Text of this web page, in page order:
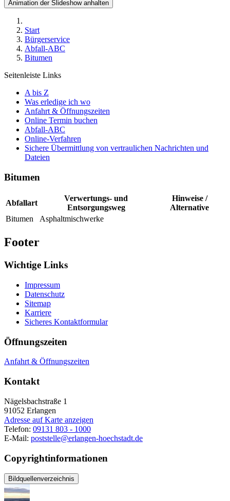
Animation der Slideshow anhalten
Start
Bürgerservice
Abfall-ABC
Bitumen
Seitenleiste Links
A bis Z
Was erledige ich wo
Anfahrt & Öffnungszeiten
Online Termin buchen
Abfall-ABC
Online-Verfahren
Sichere Übermittlung von vertraulichen Nachrichten und
Dateien
Bitumen
Abfallart
Verwertungs- und
Entsorgungsweg
Hinweise /
Alternative
Bitumen
Asphaltmischwerke
Footer
Wichtige Links
Impressum
Datenschutz
Sitemap
Karriere
Sicheres Kontaktformular
Öffnungszeiten
Anfahrt & Öffnungszeiten
Kontakt
Nägelsbachstraße 1
91052 Erlangen
Adresse auf Karte anzeigen
Telefon: 09131 803 - 1000
E-Mail: poststelle@erlangen-hoechstadt.de
Copyrightinformationen
Bildquellenverzeichnis